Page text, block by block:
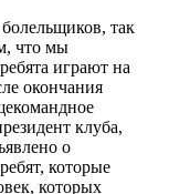
так
что мы
играют на
окончания
клуба,
о
которые
которых